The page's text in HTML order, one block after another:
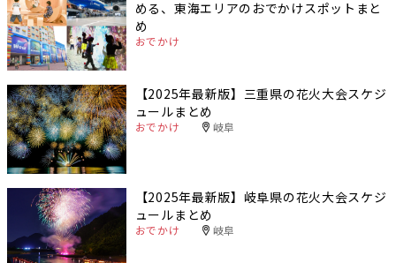
める、東海エリアのおでかけスポットまと
め
おでかけ
【2025年最新版】三重県の花火大会スケジ
ュールまとめ
おでかけ 岐阜
【2025年最新版】岐阜県の花火大会スケジ
ュールまとめ
おでかけ 岐阜